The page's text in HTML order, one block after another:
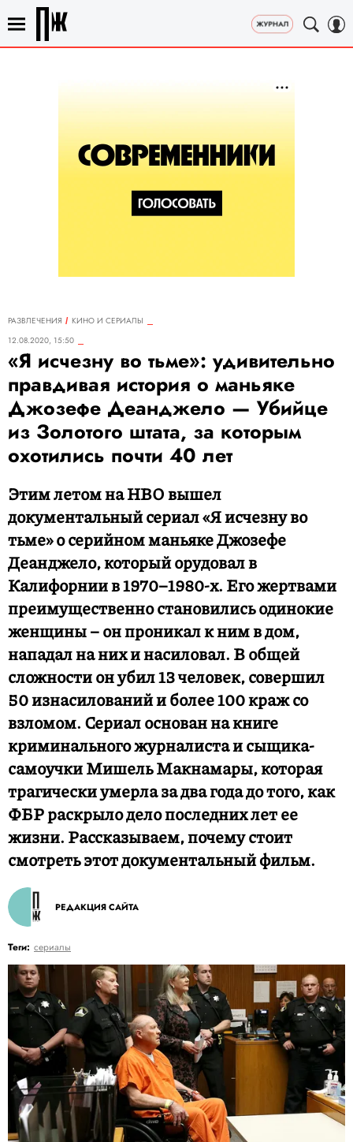
РАЗВЛЕЧЕНИЯ
КИНО И СЕРИАЛЫ
12.08.2020, 15:50
«Я исчезну во тьме»: удивительно
правдивая история о маньяке
Джозефе Деанджело — Убийце
из Золотого штата, за которым
охотились почти 40 лет
Этим летом на HBO вышел
документальный сериал «Я исчезну во
тьме» о серийном маньяке Джозефе
Деанджело, который орудовал в
Калифорнии в 1970–1980-х. Его жертвами
преимущественно становились одинокие
женщины – он проникал к ним в дом,
нападал на них и насиловал. В общей
сложности он убил 13 человек, совершил
50 изнасилований и более 100 краж со
взломом. Сериал основан на книге
криминального журналиста и сыщика-
самоучки Мишель Макнамары, которая
трагически умерла за два года до того, как
ФБР раскрыло дело последних лет ее
жизни. Рассказываем, почему стоит
смотреть этот документальный фильм.
РЕДАКЦИЯ САЙТА
Теги: сериалы